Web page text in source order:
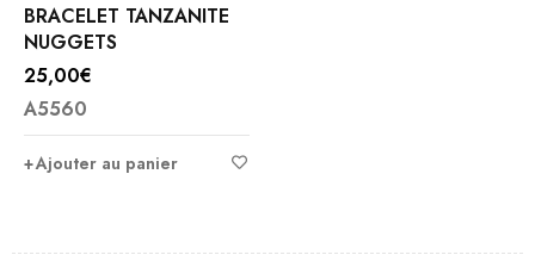
BRACELET TANZANITE
NUGGETS
25,00€
A5560
Ajouter au panier